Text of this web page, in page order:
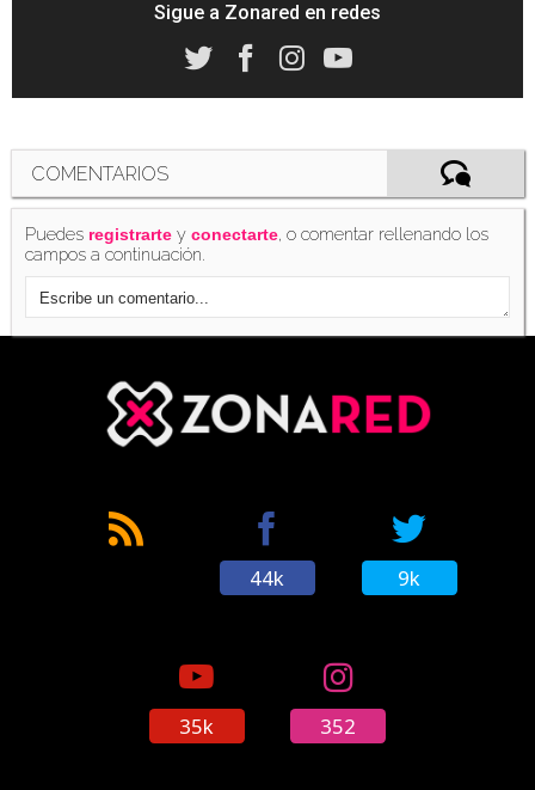
Sigue a Zonared en redes
COMENTARIOS
Puedes registrarte yconectarte, o comentar rellenando los
campos a continuación.
44k 9k
35k 352